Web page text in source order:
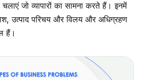
जो व्यापारों का सामना करते हैं। इनमें
उत्पाद परिचय और विलय और अधिग्रहण
हैं।